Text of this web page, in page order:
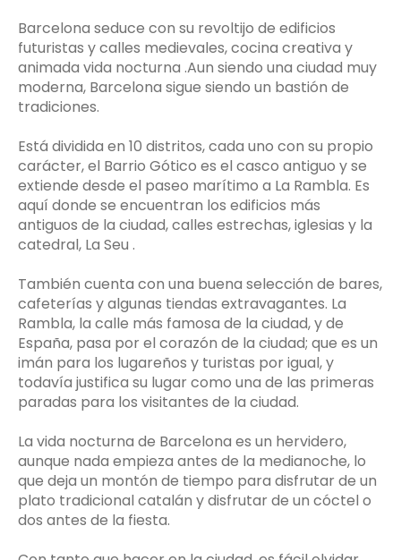
Barcelona seduce con su revoltijo de edificios
futuristas y calles medievales, cocina creativa y
animada vida nocturna .Aun siendo una ciudad muy
moderna, Barcelona sigue siendo un bastión de
tradiciones.
Está dividida en 10 distritos, cada uno con su propio
carácter, el Barrio Gótico es el casco antiguo y se
extiende desde el paseo marítimo a La Rambla. Es
aquí donde se encuentran los edificios más
antiguos de la ciudad, calles estrechas, iglesias y la
catedral, La Seu .
También cuenta con una buena selección de bares,
cafeterías y algunas tiendas extravagantes. La
Rambla, la calle más famosa de la ciudad, y de
España, pasa por el corazón de la ciudad; que es un
imán para los lugareños y turistas por igual, y
todavía justifica su lugar como una de las primeras
paradas para los visitantes de la ciudad.
La vida nocturna de Barcelona es un hervidero,
aunque nada empieza antes de la medianoche, lo
que deja un montón de tiempo para disfrutar de un
plato tradicional catalán y disfrutar de un cóctel o
dos antes de la fiesta.